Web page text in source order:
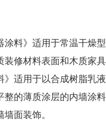
涂料》适用于常温干燥
修材料表面和木质家具
》适用于以合成树脂乳
整的薄质涂层的内墙涂
面装饰。